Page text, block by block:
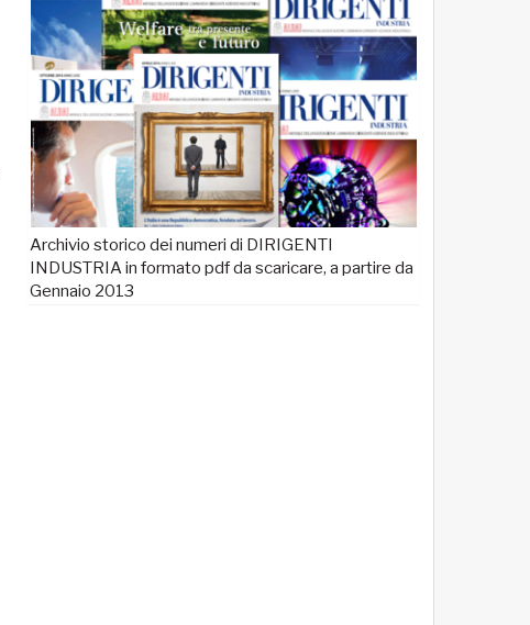
Archivio storico dei numeri di DIRIGENTI
INDUSTRIA in formato pdf da scaricare, a partire da
Gennaio 2013